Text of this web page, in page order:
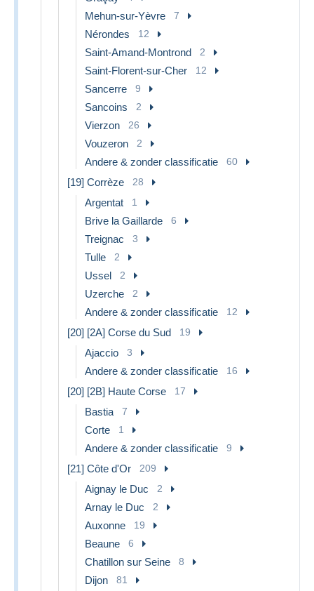
Mehun-sur-Yèvre 7
Nérondes 12
Saint-Amand-Montrond 2
Saint-Florent-sur-Cher 12
Sancerre 9
Sancoins 2
Vierzon 26
Vouzeron 2
Andere & zonder classificatie 60
[19] Corrèze 28
Argentat 1
Brive la Gaillarde 6
Treignac 3
Tulle 2
Ussel 2
Uzerche 2
Andere & zonder classificatie 12
[20] [2A] Corse du Sud 19
Ajaccio 3
Andere & zonder classificatie 16
[20] [2B] Haute Corse 17
Bastia 7
Corte 1
Andere & zonder classificatie 9
[21] Côte d'Or 209
Aignay le Duc 2
Arnay le Duc 2
Auxonne 19
Beaune 6
Chatillon sur Seine 8
Dijon 81